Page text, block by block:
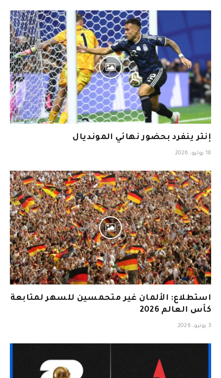
إنتر ينفرد بحضور نهائي المونديال
18 يوليو، 2026
استطلاع: الألمان غير متحمسين للسهر لمتابعة
كأس العالم 2026
3 يونيو، 2026